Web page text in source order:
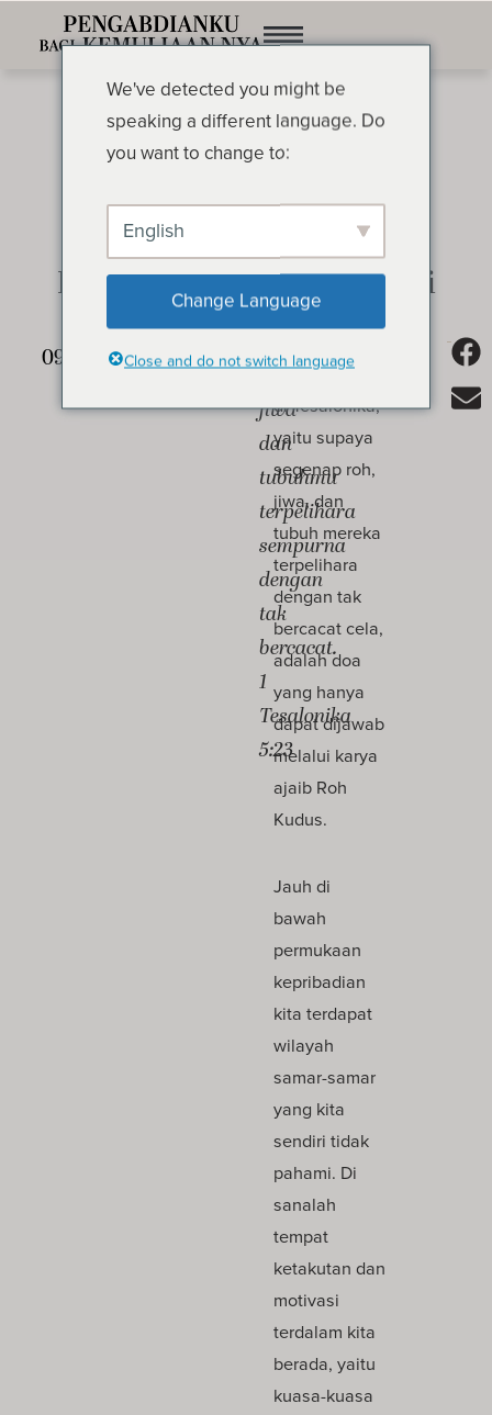
Ke Mana Allah Dapat Pergi
OLEH OSWALD CHAMBERS
roh,
jiwa
dan
tubuhmu
terpelihara
sempurna
dengan
tak
bercacat.
1
Tesalonika
5:23
untuk jemaat
di Tesalonika,
yaitu supaya
segenap roh,
jiwa, dan
tubuh mereka
terpelihara
dengan tak
bercacat cela,
adalah doa
yang hanya
dapat dijawab
melalui karya
ajaib Roh
Kudus.
Jauh di
bawah
permukaan
kepribadian
kita terdapat
wilayah
samar-samar
yang kita
sendiri tidak
pahami. Di
sanalah
tempat
ketakutan dan
motivasi
terdalam kita
berada, yaitu
kuasa-kuasa
We've detected you might be
speaking a different language. Do
you want to change to:
English
Change Language
Close and do not switch language